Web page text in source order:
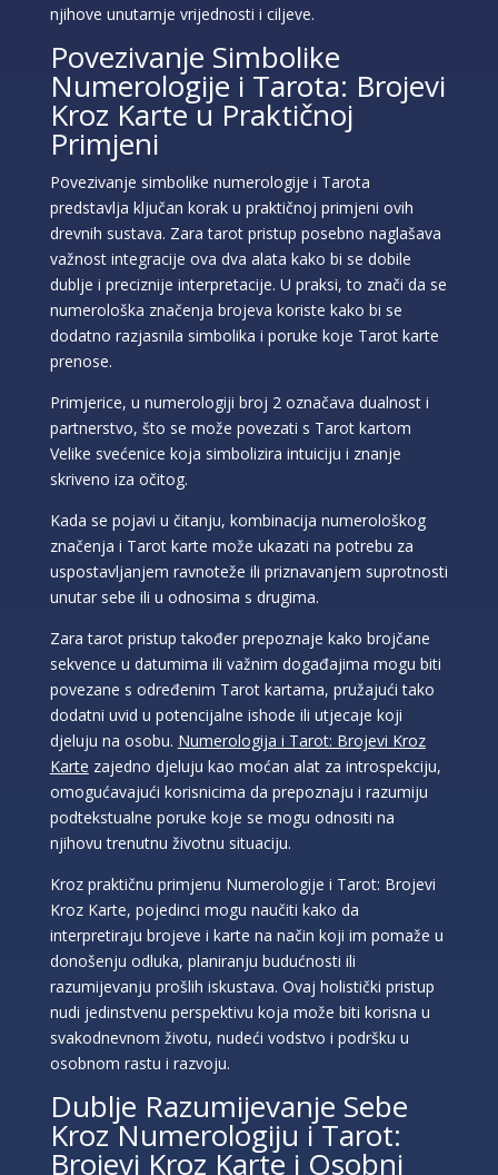
njihove unutarnje vrijednosti i ciljeve.
Povezivanje Simbolike
Numerologije i Tarota: Brojevi
Kroz Karte u Praktičnoj
Primjeni
Povezivanje simbolike numerologije i Tarota
predstavlja ključan korak u praktičnoj primjeni ovih
drevnih sustava. Zara tarot pristup posebno naglašava
važnost integracije ova dva alata kako bi se dobile
dublje i preciznije interpretacije. U praksi, to znači da se
numerološka značenja brojeva koriste kako bi se
dodatno razjasnila simbolika i poruke koje Tarot karte
prenose.
Primjerice, u numerologiji broj 2 označava dualnost i
partnerstvo, što se može povezati s Tarot kartom
Velike svećenice koja simbolizira intuiciju i znanje
skriveno iza očitog.
Kada se pojavi u čitanju, kombinacija numerološkog
značenja i Tarot karte može ukazati na potrebu za
uspostavljanjem ravnoteže ili priznavanjem suprotnosti
unutar sebe ili u odnosima s drugima.
Zara tarot pristup također prepoznaje kako brojčane
sekvence u datumima ili važnim događajima mogu biti
povezane s određenim Tarot kartama, pružajući tako
dodatni uvid u potencijalne ishode ili utjecaje koji
djeluju na osobu. Numerologija i Tarot: Brojevi Kroz
Karte zajedno djeluju kao moćan alat za introspekciju,
omogućavajući korisnicima da prepoznaju i razumiju
podtekstualne poruke koje se mogu odnositi na
njihovu trenutnu životnu situaciju.
Kroz praktičnu primjenu Numerologije i Tarot: Brojevi
Kroz Karte, pojedinci mogu naučiti kako da
interpretiraju brojeve i karte na način koji im pomaže u
donošenju odluka, planiranju budućnosti ili
razumijevanju prošlih iskustava. Ovaj holistički pristup
nudi jedinstvenu perspektivu koja može biti korisna u
svakodnevnom životu, nudeći vodstvo i podršku u
osobnom rastu i razvoju.
Dublje Razumijevanje Sebe
Kroz Numerologiju i Tarot:
Brojevi Kroz Karte i Osobni